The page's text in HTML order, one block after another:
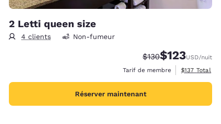
2 Letti queen size
4 clients Non-fumeur
Tarif barré :
$130Tarif réduit :
$123USD/nuit
Tarif de membre
Afficher les
$137 Total
Réserver maintenant